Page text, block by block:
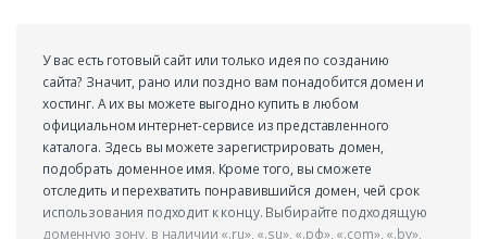
У вас есть готовый сайт или только идея по созданию
сайта? Значит, рано или поздно вам понадобится домен и
хостинг. А их вы можете выгодно купить в любом
официальном интернет-сервисе из представленного
каталога. Здесь вы можете зарегистрировать домен,
подобрать доменное имя. Кроме того, вы сможете
отследить и перехватить понравившийся домен, чей срок
использования подходит к концу. Выбирайте подходящую
доменную зону, в наличии «.ru», «.su», «.рф», «.com», «.by»,